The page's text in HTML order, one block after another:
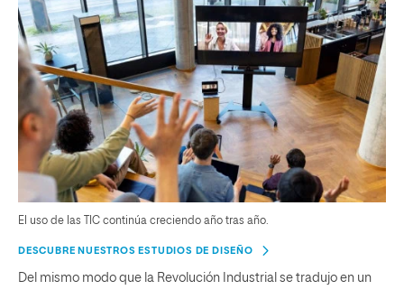
El uso de las TIC continúa creciendo año tras año.
DESCUBRE NUESTROS ESTUDIOS DE DISEÑO
Del mismo modo que la Revolución Industrial se tradujo en un